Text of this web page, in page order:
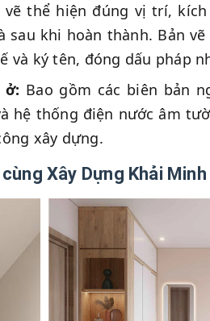
vẽ thể hiện đúng vị trí,
khi hoàn thành. Bản
và ký tên, đóng dấu pháp
ở: Bao gồm các biên bản
hệ thống điện nước âm
xây dựng.
Xây Dựng Khải Minh